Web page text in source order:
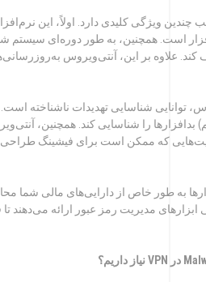
ویژگی کلیدی دارد. اولاً، این
است. همچنین، به طور دوره‌ای سیستم
علاوه بر این، آنتی‌ویروس
توانایی شناسایی تهدیدات ناشناخته
بدافزارها را شناسایی کند. همچنین،
که ممکن است برای فیشینگ طراحی
به طور خاص از دارایی‌های مالی شما
ابزارهای مدیریت رمز عبور ارائه
در VPNنیاز داریم؟